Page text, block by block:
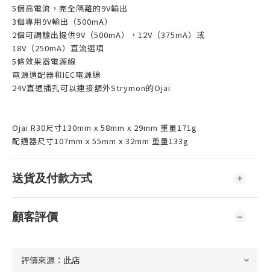
5個高電流，完全隔離的9V輸出
3個專用9V輸出（500mA）
2個可調輸出提供9V（500mA），12V（375mA）或
18V（250mA）直流選項
5條效果器電源線
電源適配器和IEC電源線
24V直通插孔可以連接額外Strymon的Ojai
Ojai R30尺寸130mm x 58mm x 29mm 重量171g
配適器尺寸107mm x 55mm x 32mm 重量133g
送貨及付款方式
顧客評價